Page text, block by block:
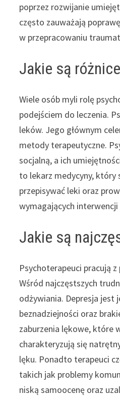
poprzez rozwijanie
często zauważają
w przepracowaniu
Jakie są
Wiele osób myli rolę
podejściem do leczenia.
leków. Jego głównym
metody terapeutyczne.
socjalną, a ich
to lekarz medycyny, który
przepisywać leki oraz
wymagających interwencji
Jakie są
Psychoterapeuci pracują
Wśród najczęstszych
odżywiania. Depresja jest
beznadziejności oraz
zaburzenia lękowe, które
charakteryzują się
lęku. Ponadto terapeuci
takich jak problemy
niską samoocenę oraz